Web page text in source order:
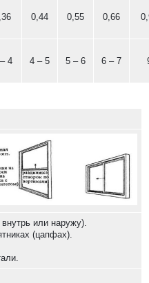
0,44 0,55 0,66
4 4 – 5 5 – 6 6 – 7
или наружу).
(цапфах).